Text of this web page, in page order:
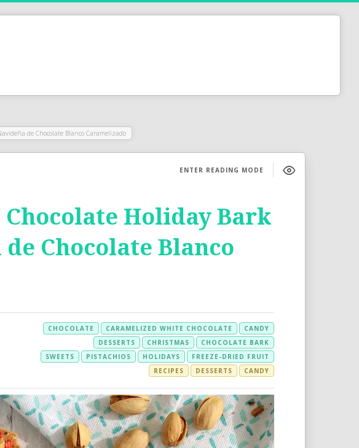
de Chocolate Blanco Caramelizado
ENTER READING MODE
Holiday Bark
Chocolate Blanco
CANDY
CARAMELIZED WHITE CHOCOLATE
CHOCOLATE
CHOCOLATE BARK
CHRISTMAS
DESSERTS
FREEZE-DRIED FRUIT
HOLIDAYS
PISTACHIOS
SWEETS
CANDY
DESSERTS
RECIPES